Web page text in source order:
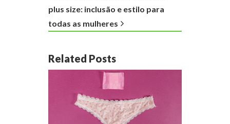
plus size: inclusão e estilo para
todas as mulheres
Related Posts